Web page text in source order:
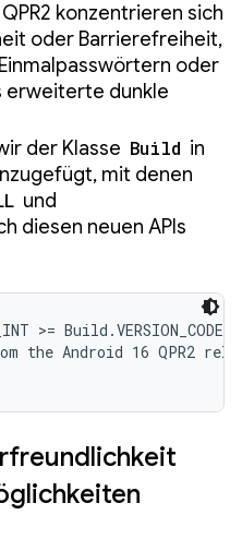
konzentrieren sich
oder Barrierefreiheit,
oder
erweiterte dunkle
der Klasse Build in
mit denen
und
diesen neuen APIs
>=
the Android 16 QPR2